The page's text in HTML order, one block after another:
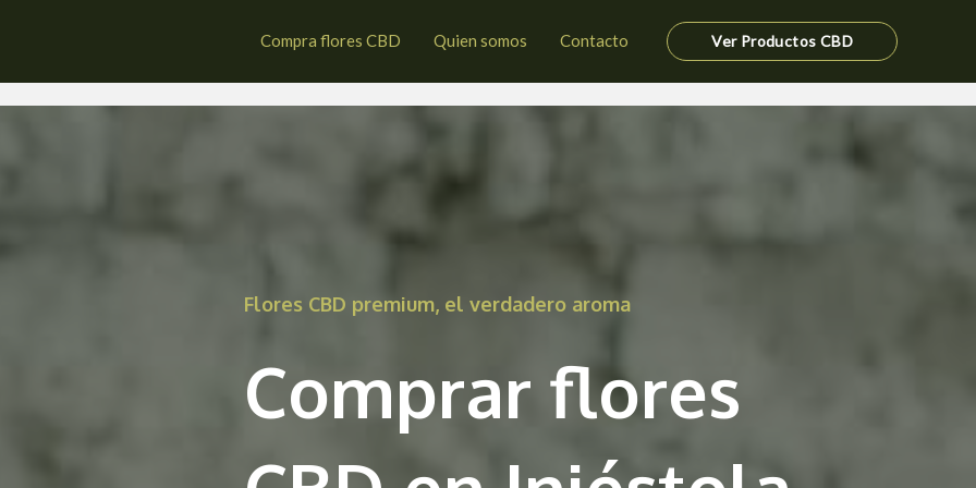
Compra flores CBD Quien somos Contacto Ver Productos CBD
Flores CBD premium, el verdadero aroma
Comprar flores